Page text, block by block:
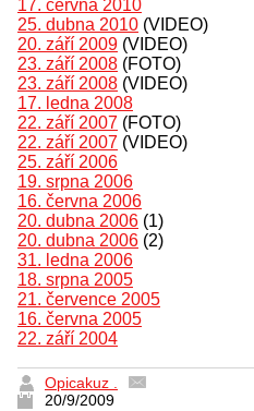
17. června 2010
25. dubna 2010 (VIDEO)
20. září 2009 (VIDEO)
23. září 2008 (FOTO)
23. září 2008 (VIDEO)
17. ledna 2008
22. září 2007 (FOTO)
22. září 2007 (VIDEO)
25. září 2006
19. srpna 2006
16. června 2006
20. dubna 2006 (1)
20. dubna 2006 (2)
31. ledna 2006
18. srpna 2005
21. července 2005
16. června 2005
22. září 2004
Opicakuz .
20/9/2009